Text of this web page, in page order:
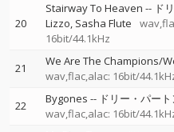
20
Stairway To Heaven -- ド
Lizzo Sasha Flute
16bit/44.1kHz
21
We Are The Champions/
wav,flac,alac: 16bit/
22 Bygones -- ドリー・パート
wav,flac,alac: 16bit/